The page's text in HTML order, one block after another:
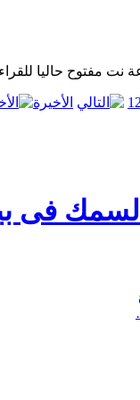
1 2 الأخيرة
فى